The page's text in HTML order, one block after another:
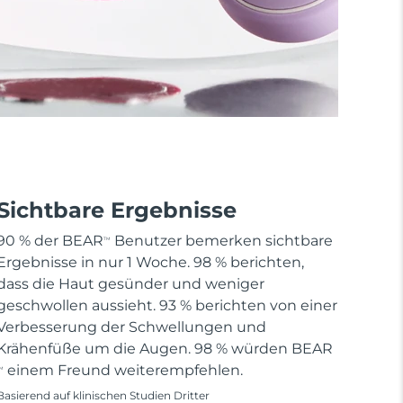
Ergebnisse
% der BEARTM
Benutzer bemerken sichtbare
in nur 1 Woche. 98 % berichten,
die Haut gesünder und weniger
aussieht. 93 % berichten von einer
der Schwellungen und
um die Augen. 98 % würden BEAR
einem Freund weiterempfehlen.
auf klinischen Studien Dritter